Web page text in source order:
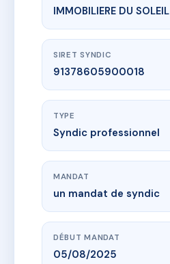
IMMOBILIERE DU SOLEIL
SIRET SYNDIC
91378605900018
TYPE
Syndic professionnel
MANDAT
un mandat de syndic
DÉBUT MANDAT
05/08/2025